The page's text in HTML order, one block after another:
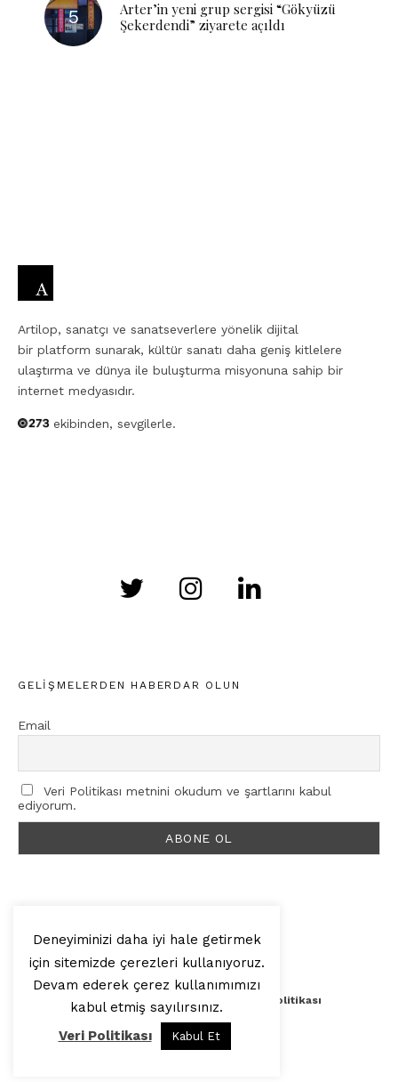
Arter’in yeni grup sergisi “Gökyüzü
Şekerdendi” ziyarete açıldı
Artilop, sanatçı ve sanatseverlere yönelik dijital
bir platform sunarak, kültür sanatı daha geniş kitlelere
ulaştırma ve dünya ile buluşturma misyonuna sahip bir
internet medyasıdır.
ekibinden, sevgilerle.
GELIŞMELERDEN HABERDAR OLUN
Email
Veri Politikası metnini okudum ve şartlarını kabul
ediyorum.
© 2025, Artilop
Künye Yazar Başvurusu Veri Politikası
Yukarı Çık
Deneyiminizi daha iyi hale getirmek
için sitemizde çerezleri kullanıyoruz.
Devam ederek çerez kullanımımızı
kabul etmiş sayılırsınız.
Veri Politikası
Kabul Et